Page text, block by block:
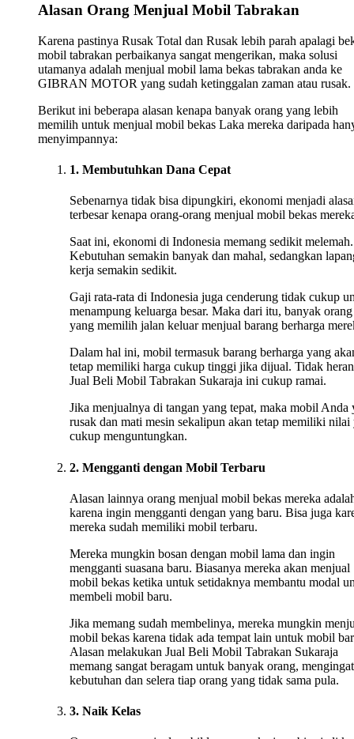
Alasan Orang Menjual Mobil Tabrakan
Karena pastinya Rusak Total dan Rusak lebih parah apalagi
mobil tabrakan perbaikanya sangat mengerikan, maka solusi
utamanya adalah menjual mobil lama bekas tabrakan anda ke
GIBRAN MOTOR yang sudah ketinggalan zaman atau rusak.
Berikut ini beberapa alasan kenapa banyak orang yang lebih
memilih untuk menjual mobil bekas Laka mereka daripada
menyimpannya:
1. Membutuhkan Dana Cepat
Sebenarnya tidak bisa dipungkiri, ekonomi menjadi
terbesar kenapa orang-orang menjual mobil bekas
Saat ini, ekonomi di Indonesia memang sedikit melemah.
Kebutuhan semakin banyak dan mahal, sedangkan
kerja semakin sedikit.
Gaji rata-rata di Indonesia juga cenderung tidak cukup
menampung keluarga besar. Maka dari itu, banyak orang
yang memilih jalan keluar menjual barang berharga
Dalam hal ini, mobil termasuk barang berharga yang
tetap memiliki harga cukup tinggi jika dijual. Tidak
Jual Beli Mobil Tabrakan Sukaraja ini cukup ramai.
Jika menjualnya di tangan yang tepat, maka mobil Anda
rusak dan mati mesin sekalipun akan tetap memiliki nilai
cukup menguntungkan.
2. Mengganti dengan Mobil Terbaru
Alasan lainnya orang menjual mobil bekas mereka
karena ingin mengganti dengan yang baru. Bisa juga
mereka sudah memiliki mobil terbaru.
Mereka mungkin bosan dengan mobil lama dan ingin
mengganti suasana baru. Biasanya mereka akan menjual
mobil bekas ketika untuk setidaknya membantu modal
membeli mobil baru.
Jika memang sudah membelinya, mereka mungkin
mobil bekas karena tidak ada tempat lain untuk mobil
Alasan melakukan Jual Beli Mobil Tabrakan Sukaraja
memang sangat beragam untuk banyak orang, mengingat
kebutuhan dan selera tiap orang yang tidak sama pula.
3. Naik Kelas